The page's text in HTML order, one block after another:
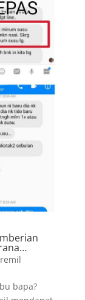
bapa?